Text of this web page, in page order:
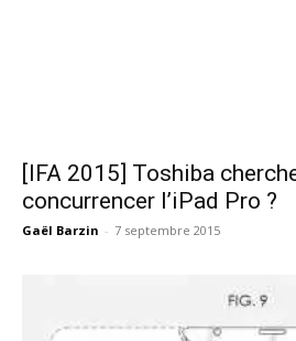
[IFA 2015] Toshiba
concurrencer l’iPad Pro ?
Gaël Barzin - 7 septembre 2015